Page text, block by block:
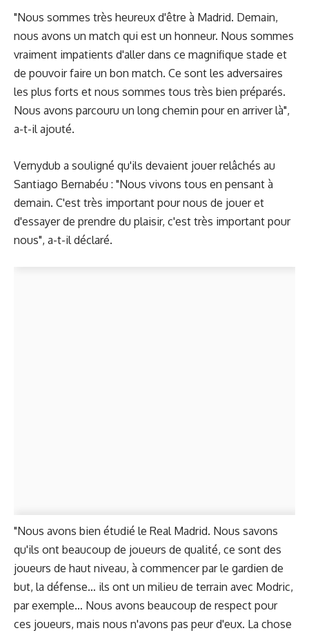
"Nous sommes très heureux d'être à Madrid. Demain,
nous avons un match qui est un honneur. Nous sommes
vraiment impatients d'aller dans ce magnifique stade et
de pouvoir faire un bon match. Ce sont les adversaires
les plus forts et nous sommes tous très bien préparés.
Nous avons parcouru un long chemin pour en arriver là",
a-t-il ajouté.
Vernydub a souligné qu'ils devaient jouer relâchés au
Santiago Bernabéu : "Nous vivons tous en pensant à
demain. C'est très important pour nous de jouer et
d'essayer de prendre du plaisir, c'est très important pour
nous", a-t-il déclaré.
"Nous avons bien étudié le Real Madrid. Nous savons
qu'ils ont beaucoup de joueurs de qualité, ce sont des
joueurs de haut niveau, à commencer par le gardien de
but, la défense… ils ont un milieu de terrain avec Modric,
par exemple… Nous avons beaucoup de respect pour
ces joueurs, mais nous n'avons pas peur d'eux. La chose